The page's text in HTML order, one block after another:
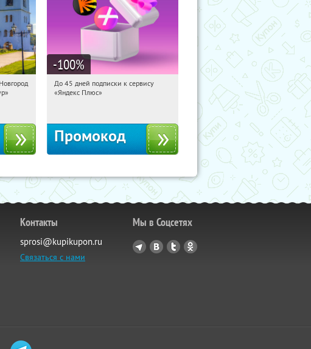
Купили:2
-100%
04:26:50 Получили:
До 45 дней подписки к сервису
«Яндекс Плюс»
Промокод
Контакты
sprosi@kupikupon.ru
Связаться с нами
Мы в Соцсетях